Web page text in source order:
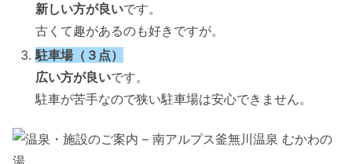
新しい方が良いです。
古くて趣があるのも好きですが。
駐車場（３点）
広い方が良いです。
駐車が苦手なので狭い駐車場は安心できません。